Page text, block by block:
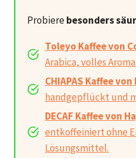
Probierebesonders
Toleyo Kaffee von
Arabica, volles
CHIAPAS Kaffee
handgepflückt und
DECAF Kaffee von
entkoffeiniert ohne
Lösungsmittel.